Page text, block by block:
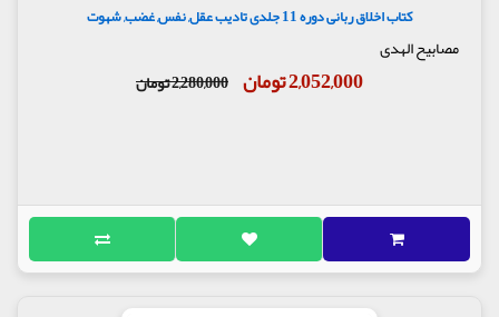
کتاب اخلاق ربانی دوره 11 جلدی تادیب عقل, نفس, غضب, شهوت
مصابیح الهدی
2,052,000 تومان 2,280,000 تومان